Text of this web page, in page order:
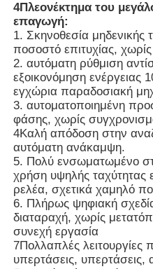
βιομηχανικός
Φούρνος λιώσεως
Φούρνος συγκόλλησης
μετριάζοντας φούρνος
Φούρνος πλάσματος
κατώτατος φούρνος
4Πλεονέκτημα του
επαγωγή:
1. Σκηνοθεσία μηδενικής
ποσοστό επιτυχίας,
2. αυτόματη ρύθμιση
εξοικονόμηση ενέργειας
εγχώρια παραδοσιακή
3. αυτοματοποιημένη
φάσης, χωρίς
4Καλή απόδοση στην
αυτόματη ανάκαμψη.
5. Πολύ ενσωματωμένο
χρήση υψηλής ταχύτητας
ρελέα, σχετικά χαμηλό
6. Πλήρως ψηφιακή
διαταραχή, χωρίς
συνεχή εργασία
7Πολλαπλές λειτουργίες
υπερτάσεις,